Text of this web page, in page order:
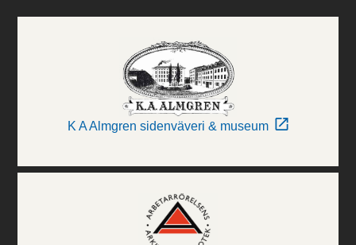
K A Almgren sidenväveri & museum